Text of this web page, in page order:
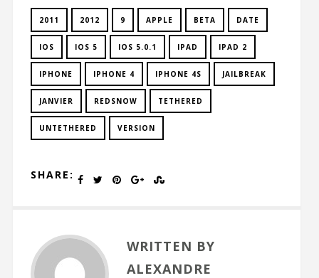
2011 2012 9 APPLE BETA DATE
IOS IOS 5 IOS 5.0.1 IPAD IPAD 2
IPHONE IPHONE 4 IPHONE 4S JAILBREAK
JANVIER REDSNOW TETHERED
UNTETHERED VERSION
SHARE:
WRITTEN BY
ALEXANDRE